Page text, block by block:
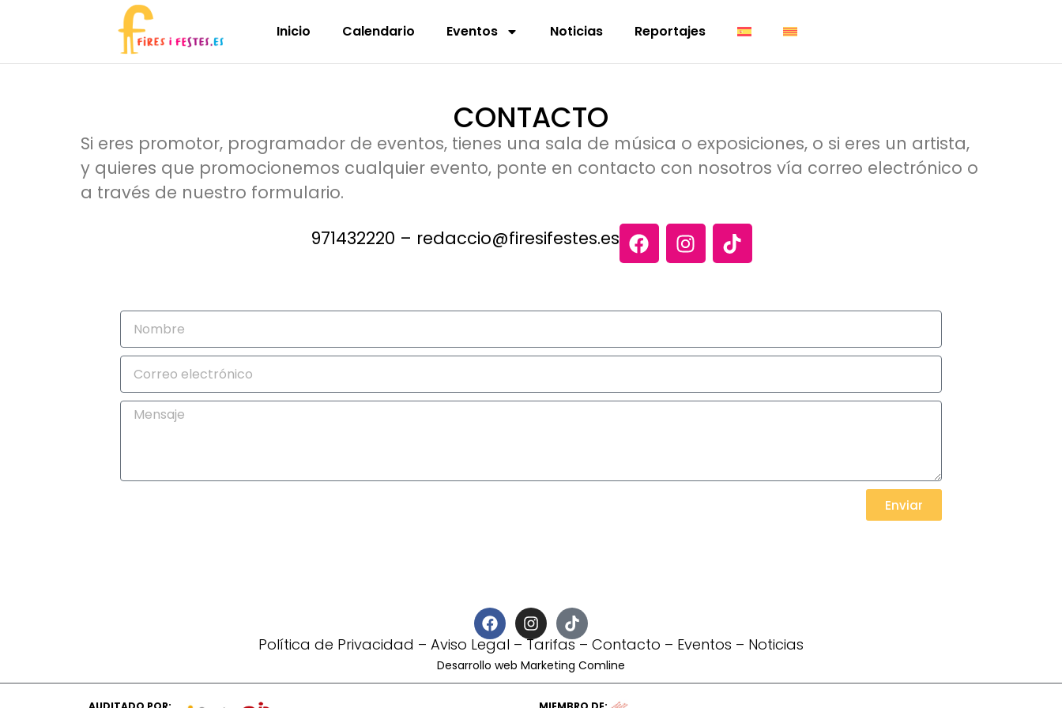
Inicio Calendario Eventos Noticias Reportajes
CONTACTO
Si eres promotor, programador de eventos, tienes una sala de música o exposiciones, o si eres un artista,
y quieres que promocionemos cualquier evento, ponte en contacto con nosotros vía correo electrónico o
a través de nuestro formulario.
971432220 – redaccio@firesifestes.es
Enviar
Política de Privacidad – Aviso Legal –Tarifas– Contacto – Eventos – Noticias
Desarrollo web Marketing Comline